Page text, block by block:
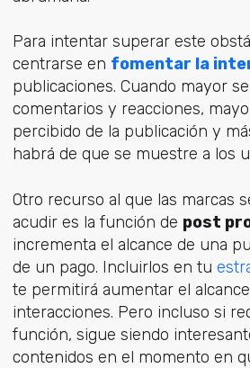
Para intentar superar este
centrarse en fomentar la
publicaciones. Cuando mayor
comentarios y reacciones,
percibido de la publicación y
habrá de que se muestre a los
Otro recurso al que las marcas
acudir es la función de post
incrementa el alcance de una
de un pago. Incluirlos en tu
te permitirá aumentar el
interacciones. Pero incluso si
función, sigue siendo
contenidos en el momento en